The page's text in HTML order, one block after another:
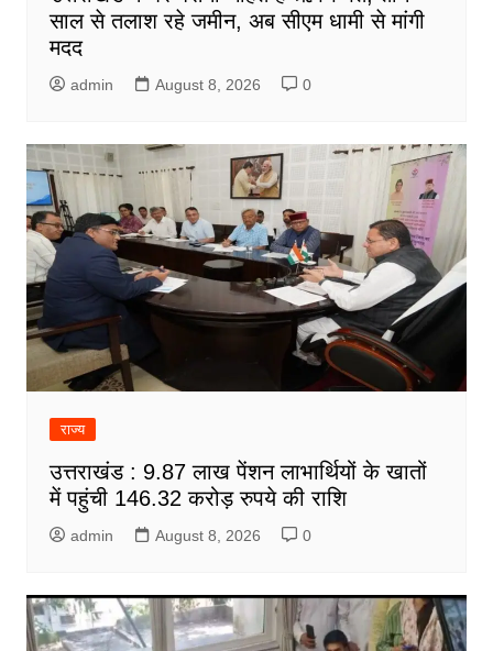
साल से तलाश रहे जमीन, अब सीएम धामी से मांगी
मदद
admin August 8, 2026 0
राज्य
उत्तराखंड : 9.87 लाख पेंशन लाभार्थियों के खातों
में पहुंची 146.32 करोड़ रुपये की राशि
admin August 8, 2026 0